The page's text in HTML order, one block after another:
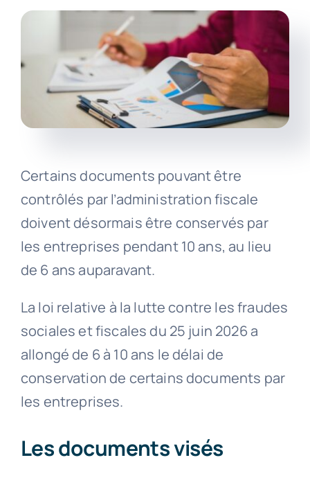
Certains documents pouvant être
contrôlés par l’administration fiscale
doivent désormais être conservés par
les entreprises pendant 10 ans, au lieu
de 6 ans auparavant.
La loi relative à la lutte contre les fraudes
sociales et fiscales du 25 juin 2026 a
allongé de 6 à 10 ans le délai de
conservation de certains documents par
les entreprises.
Les documents visés